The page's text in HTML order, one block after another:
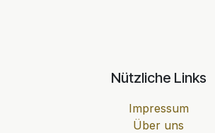
Nützliche Links
Impressum
Über uns